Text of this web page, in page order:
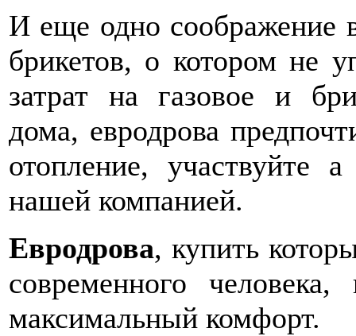
И еще одно соображение
брикетов, о котором не
затрат на газовое и
дома, евродрова
отопление, участвуйте
нашей компанией.
Евродрова, купить
современного
максимальный комфорт.